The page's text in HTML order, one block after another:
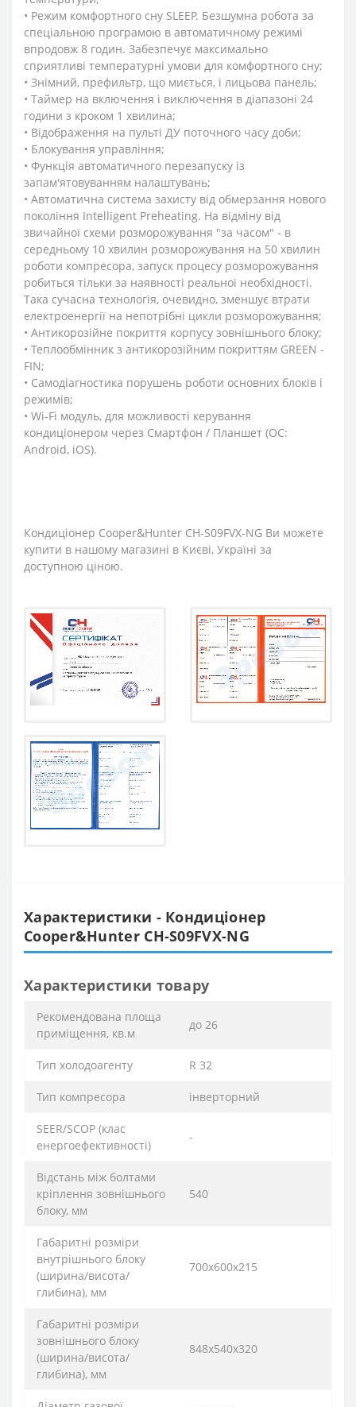
• Режим комфортного сну SLЕЕР. Безшумна робота за
спеціальною програмою в автоматичному режимі
впродовж 8 годин. Забезпечує максимально
сприятливі температурні умови для комфортного сну;
• Знімний, префильтр, що миється, і лицьова панель;
• Таймер на включення і виключення в діапазоні 24
години з кроком 1 хвилина;
• Відображення на пульті ДУ поточного часу доби;
• Блокування управління;
• Функція автоматичного перезапуску із
запам'ятовуванням налаштувань;
• Автоматична система захисту від обмерзання нового
покоління Intelligent Preheating. На відміну від
звичайної схеми розморожування "за часом" - в
середньому 10 хвилин розморожування на 50 хвилин
роботи компресора, запуск процесу розморожування
робиться тільки за наявності реальної необхідності.
Така сучасна технологія, очевидно, зменшує втрати
електроенергії на непотрібні цикли розморожування;
• Антикорозійне покриття корпусу зовнішнього блоку;
• Теплообмінник з антикорозійним покриттям GREEN -
FIN;
• Самодіагностика порушень роботи основних блоків і
режимів;
• Wi-Fi модуль, для можливості керування
кондиціонером через Смартфон / Планшет (ОС:
Android, iOS).
Кондиціонер Cooper&Hunter CH-S09FVX-NG Ви можете
купити в нашому магазині в Києві, Україні за
доступною ціною.
Характеристики - Кондиціонер
Cooper&Hunter CH-S09FVX-NG
Характеристики товару
Рекомендована площа
приміщення, кв.м
до 26
Тип холодоагенту R 32
Тип компресора інверторний
SEER/SCOP (клас
енергоефективності)
-
Відстань між болтами
кріплення зовнішнього
блоку, мм
540
Габаритні розміри
внутрішнього блоку
(ширина/висота/
глибина), мм
700х600х215
Габаритні розміри
зовнішнього блоку
(ширина/висота/
глибина), мм
848х540х320